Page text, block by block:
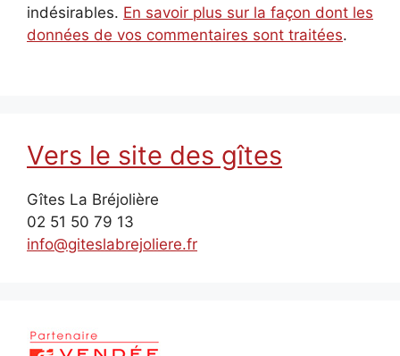
indésirables. En savoir plus sur la façon dont les
données de vos commentaires sont traitées.
Vers le site des gîtes
Gîtes La Bréjolière
02 51 50 79 13
info@giteslabrejoliere.fr